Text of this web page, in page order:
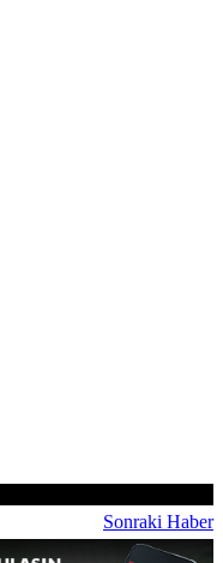
Sonraki Haber